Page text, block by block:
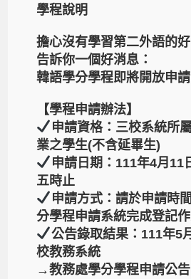
學程說明
擔心沒有學習第二外語的
告訴你一個好消息：
韓語學分學程即將開放申
【學程申請辦法】
申請資格：三校系統所
業之學生(不含延畢生)
申請日期：111年4月11
五時止
申請方式：請於申請時
分學程申請系統完成登記作
公告錄取結果：111年5
校教務系統
→教務處學分學程申請公告